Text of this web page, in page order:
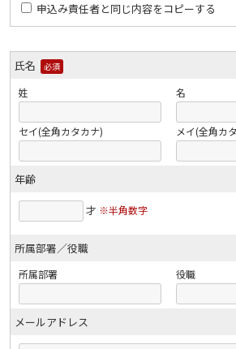
申込み責任者と同じ内容をコピーする
氏名 必須
姓 名
セイ(全角カタカナ) メイ(全角カ
年齢
才 ※半角数字
所属部署／役職
所属部署 役職
メールアドレス